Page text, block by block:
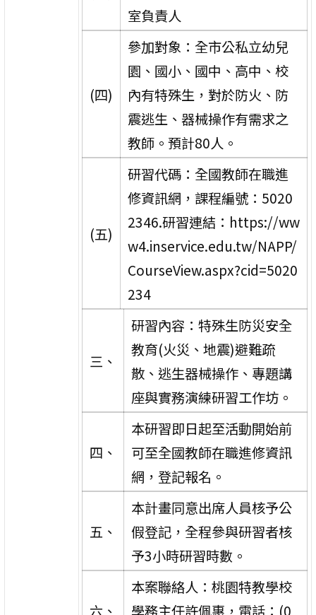
室負責人
(四)
參加對象：全市公私立幼兒
園、國小、國中、高中、校
內有特殊生，對於防火、防
震逃生、器械操作有需求之
教師。預計80人。
(五)
研習代碼：全國教師在職進
修資訊網，課程編號：5020
2346.研習連結：https://ww
w4.inservice.edu.tw/NAPP/
CourseView.aspx?cid=5020
234
三、
研習內容：特殊生防災安全
教育(火災、地震)避難疏
散、逃生器械操作、專題講
座與實務演練研習工作坊。
四、
本研習即日起至活動開始前
可至全國教師在職進修資訊
網，登記報名。
五、
本計畫同意出席人員核予公
假登記，全程參與研習者核
予3小時研習時數。
六、
本案聯絡人：桃園特教學校
學務主任許佩惠，電話：(0